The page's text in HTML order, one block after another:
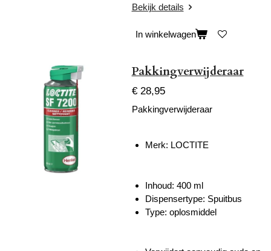
Bekijk details
In winkelwagen
Pakkingverwijderaar
€ 28,95
Pakkingverwijderaar
Merk: LOCTITE
Inhoud: 400 ml
Dispensertype: Spuitbus
Type: oplosmiddel